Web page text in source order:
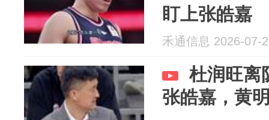
盯上张皓嘉
禾通信息 2026-07-
杜润旺离
张皓嘉，黄